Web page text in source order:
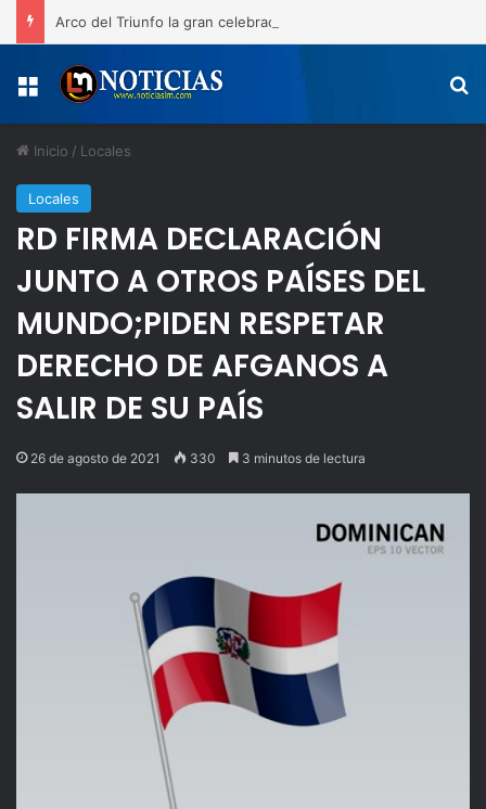
Menú
Inicio / Locales
Locales
RD FIRMA DECLARACIÓN
JUNTO A OTROS PAÍSES DEL
MUNDO;PIDEN RESPETAR
DERECHO DE AFGANOS A
SALIR DE SU PAÍS
26 de agosto de 2021 330 3 minutos de lectura